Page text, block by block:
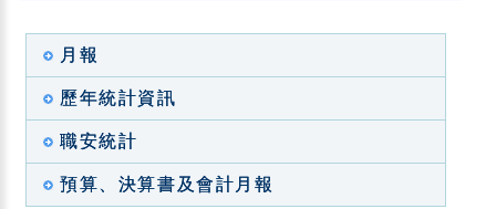
月報
歷年統計資訊
職安統計
預算、決算書及會計月報